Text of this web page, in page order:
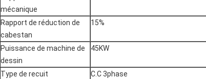
mécanique
Rapport de réduction de
cabestan
15%
Puissance de machine de
dessin
45KW
Type de recuit
C.C 3phase